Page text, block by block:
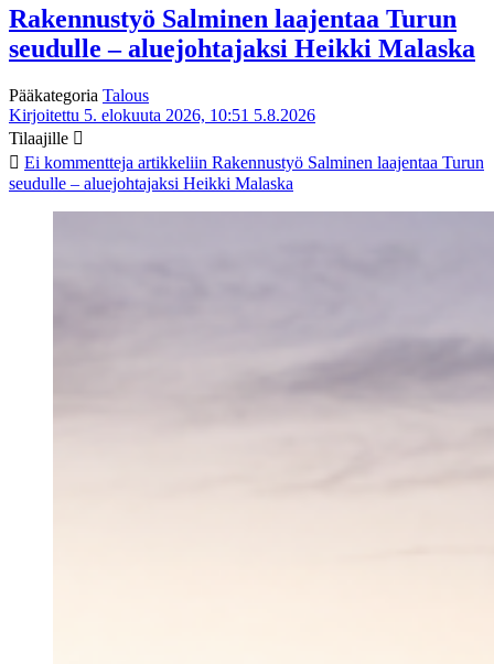
Rakennustyö Salminen laajentaa Turun
seudulle – aluejohtajaksi Heikki Malaska
Pääkategoria Talous
Kirjoitettu 5. elokuuta 2026, 10:51 5.8.2026
Tilaajille
Ei kommentteja artikkeliin Rakennustyö Salminen laajentaa Turun
seudulle – aluejohtajaksi Heikki Malaska